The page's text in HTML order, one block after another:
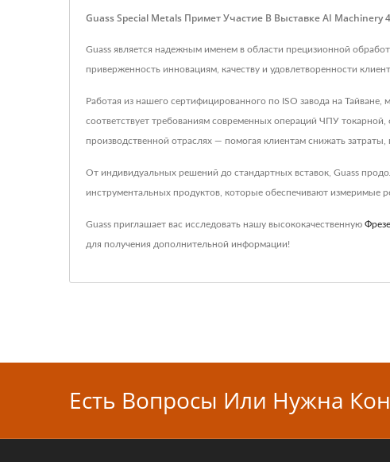
Guass Special Metals Примет Участие В Выставке AI
Guass является надежным именем в области прецизионной
приверженность инновациям, качеству и удовлетворенности
Работая из нашего сертифицированного по ISO завода на
соответствует требованиям современных операций ЧПУ
производственной отраслях — помогая клиентам снижать
От индивидуальных решений до стандартных вставок, Guass
инструментальных продуктов, которые обеспечивают измеримые
Guass приглашает вас исследовать нашу высококачественную
для получения дополнительной информации!
Есть Вопросы Или Нужна